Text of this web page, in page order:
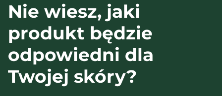
Nie wiesz, jaki
produkt będzie
odpowiedni dla
Twojej skóry?